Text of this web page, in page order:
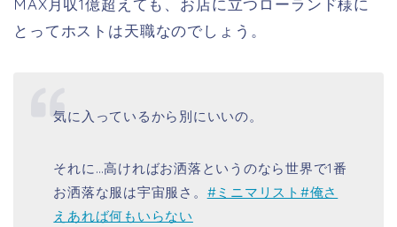
MAX月収1億超えても、お店に立つローランド様に
とってホストは天職なのでしょう。
気に入っているから別にいいの。
それに…高ければお洒落というのなら世界で1番
お洒落な服は宇宙服さ。 #ミニマリスト #俺さ
えあれば何もいらない